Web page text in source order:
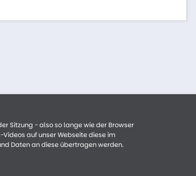
Sitzung - also so lange wie der Browser
auf unser Webseite diese im
Daten an diese übertragen werden.